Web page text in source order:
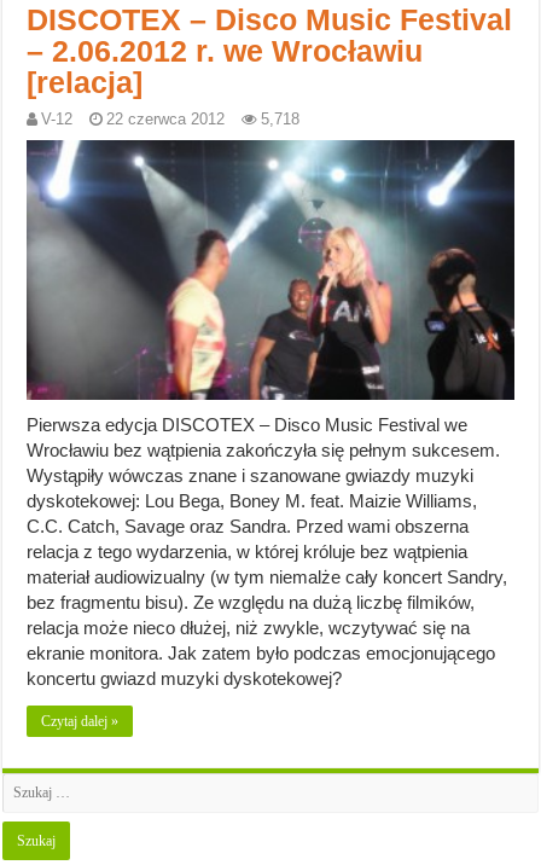
DISCOTEX – Disco Music Festival
– 2.06.2012 r. we Wrocławiu
[relacja]
V-12 22 czerwca 2012 5,718
Pierwsza edycja DISCOTEX – Disco Music Festival we
Wrocławiu bez wątpienia zakończyła się pełnym sukcesem.
Wystąpiły wówczas znane i szanowane gwiazdy muzyki
dyskotekowej: Lou Bega, Boney M. feat. Maizie Williams,
C.C. Catch, Savage oraz Sandra. Przed wami obszerna
relacja z tego wydarzenia, w której króluje bez wątpienia
materiał audiowizualny (w tym niemalże cały koncert Sandry,
bez fragmentu bisu). Ze względu na dużą liczbę filmików,
relacja może nieco dłużej, niż zwykle, wczytywać się na
ekranie monitora. Jak zatem było podczas emocjonującego
koncertu gwiazd muzyki dyskotekowej?
Czytaj dalej »